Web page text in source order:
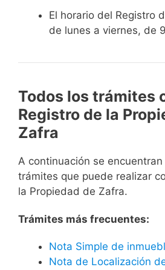
El horario del Registro
de lunes a viernes, de
Todos los trámites
Registro de la
Zafra
A continuación se
trámites que puede realizar
la Propiedad de Zafra.
Trámites más frecuentes:
Nota Simple de
Nota de Localización